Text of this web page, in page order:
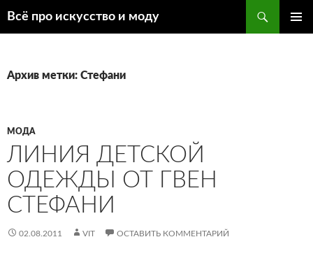
Всё про искусство и моду
Архив метки: Стефани
МОДА
ЛИНИЯ ДЕТСКОЙ
ОДЕЖДЫ ОТ ГВЕН
СТЕФАНИ
02.08.2011 VIT ОСТАВИТЬ КОММЕНТАРИЙ